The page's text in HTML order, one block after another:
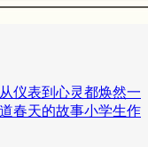
仪表到心灵都焕然一
春天的故事小学生作